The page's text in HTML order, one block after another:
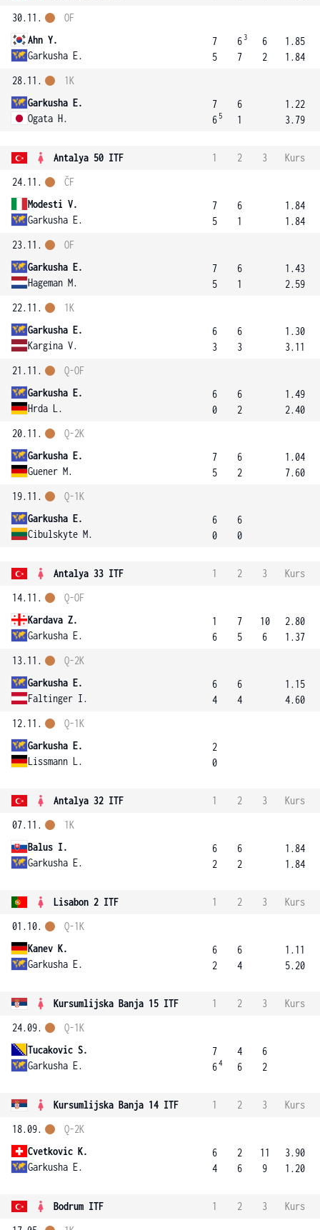
30.11.
Ahn Y.
Garkusha E.
OF
7
5
6 3
7
6
2
1.85
1.84
28.11.
Garkusha E.
Ogata H.
1K
7
6 5
6
1
1.22
3.79
Antalya 50 ITF 1 2 3
Kurs
24.11.
Modesti V.
Garkusha E.
ČF
7
5
6
1
1.84
1.84
23.11.
Garkusha E.
Hageman M.
OF
7
5
6
1
1.43
2.59
22.11.
Garkusha E.
Kargina V.
1K
6
3
6
3
1.30
3.11
21.11.
Garkusha E.
Hrda L.
Q-OF
6
0
6
2
1.49
2.40
20.11.
Garkusha E.
Guener M.
Q-2K
7
5
6
2
1.04
7.60
19.11.
Garkusha E.
Cibulskyte M.
Q-1K
6
0
6
0
Antalya 33 ITF 1 2 3
Kurs
14.11.
Kardava Z.
Garkusha E.
Q-OF
1
6
7
5
10
6
2.80
1.37
13.11.
Garkusha E.
Faltinger I.
Q-2K
6
4
6
4
1.15
4.60
12.11.
Garkusha E.
Lissmann L.
Q-1K
2
0
Antalya 32 ITF 1 2 3
Kurs
07.11.
Balus I.
Garkusha E.
1K
6
2
6
2
1.84
1.84
Lisabon 2 ITF 1 2 3
Kurs
01.10.
Kanev K.
Garkusha E.
Q-1K
6
2
6
4
1.11
5.20
Kursumlijska Banja 15 ITF 1 2 3
Kurs
24.09.
Tucakovic S.
Garkusha E.
Q-1K
7
64
4
6
6
2
Kursumlijska Banja 14 ITF 1 2 3
Kurs
18.09.
Cvetkovic K.
Garkusha E.
Q-2K
6
4
2
6
11
9
3.90
1.20
Bodrum ITF 1 2 3
Kurs